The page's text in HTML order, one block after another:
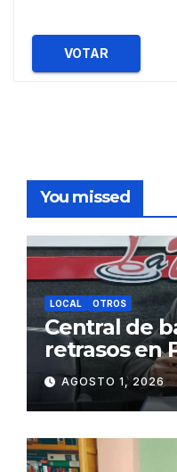
VOTAR
You missed
LOCAL OTROS
Central de
retrasos en
de Agua y
Juliaca
AGOSTO 1, 2026